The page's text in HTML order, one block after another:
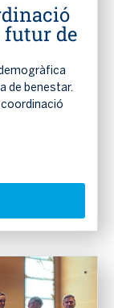
futur de
de benestar.
coordinació